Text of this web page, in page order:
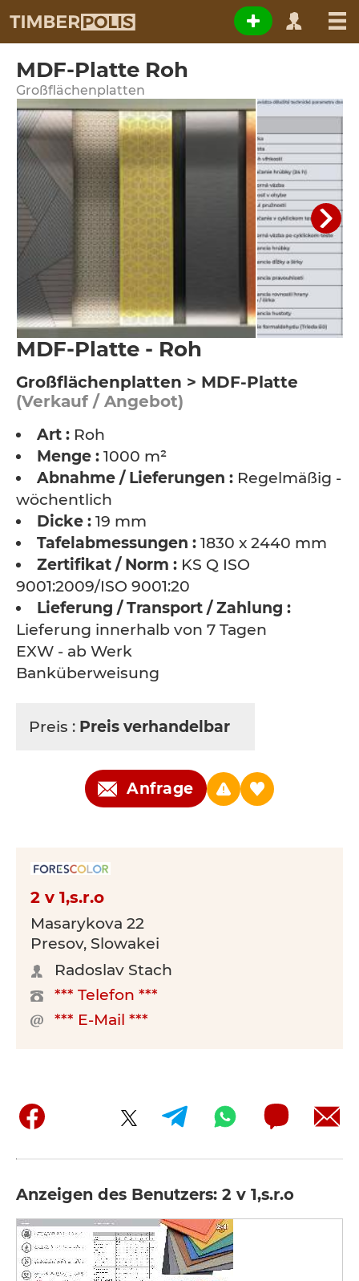
MDF-Platte Roh
Großflächenplatten
MDF-Platte - Roh
Großflächenplatten > MDF-Platte
(Verkauf / Angebot)
Art : Roh
Menge : 1000 m²
Abnahme / Lieferungen : Regelmäßig -
wöchentlich
Dicke : 19 mm
Tafelabmessungen : 1830 x 2440 mm
Zertifikat / Norm : KS Q ISO
9001:2009/ISO 9001:20
Lieferung / Transport / Zahlung :
Lieferung innerhalb von 7 Tagen
EXW - ab Werk
Banküberweisung
Preis : Preis verhandelbar
Anfrage
2 v 1,s.r.o
Masarykova 22
Presov, Slowakei
Radoslav Stach
*** Telefon ***
*** E-Mail ***
Anzeigen des Benutzers: 2 v 1,s.r.o